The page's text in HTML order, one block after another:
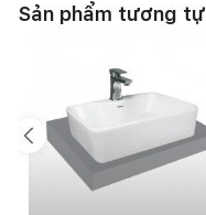
Sản phẩm tương tự